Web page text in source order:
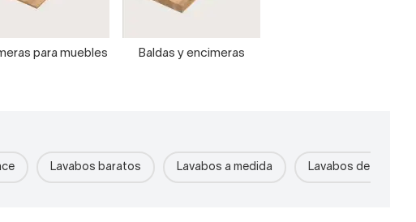
para muebles Baldas y encimeras
Lavabos baratos Lavabos a medida Lavabos de piedra